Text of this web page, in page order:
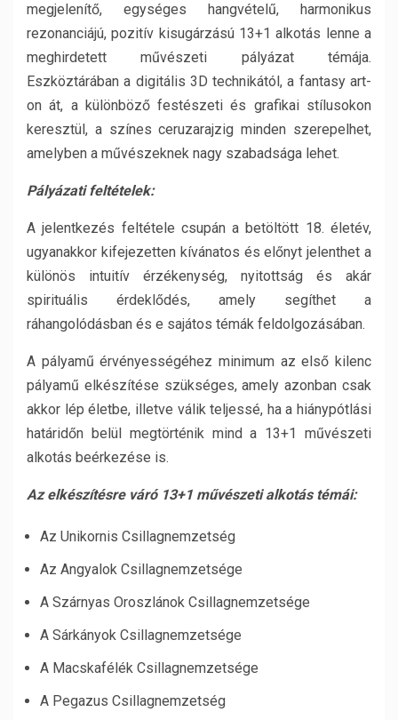
megjelenítő, egységes hangvételű, harmonikus
rezonanciájú, pozitív kisugárzású 13+1 alkotás lenne a
meghirdetett művészeti pályázat témája.
Eszköztárában a digitális 3D technikától, a fantasy art-
on át, a különböző festészeti és grafikai stílusokon
keresztül, a színes ceruzarajzig minden szerepelhet,
amelyben a művészeknek nagy szabadsága lehet.
Pályázati feltételek:
A jelentkezés feltétele csupán a betöltött 18. életév,
ugyanakkor kifejezetten kívánatos és előnyt jelenthet a
különös intuitív érzékenység, nyitottság és akár
spirituális érdeklődés, amely segíthet a
ráhangolódásban és e sajátos témák feldolgozásában.
A pályamű érvényességéhez minimum az első kilenc
pályamű elkészítése szükséges, amely azonban csak
akkor lép életbe, illetve válik teljessé, ha a hiánypótlási
határidőn belül megtörténik mind a 13+1 művészeti
alkotás beérkezése is.
Az elkészítésre váró 13+1 művészeti alkotás témái:
Az Unikornis Csillagnemzetség
Az Angyalok Csillagnemzetsége
A Szárnyas Oroszlánok Csillagnemzetsége
A Sárkányok Csillagnemzetsége
A Macskafélék Csillagnemzetsége
A Pegazus Csillagnemzetség